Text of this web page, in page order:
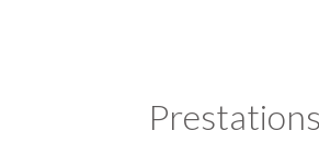
Prestations